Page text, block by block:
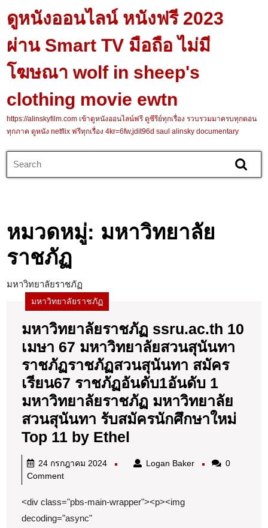
content
ดูหนังออนไลน์ หนังฟรี 2023
ผ่าน Smart TV มือถือ ไม่มี
โฆษณา wolf in sheep's
clothing movie ewtn
https://alinskyfilm.com เข้าดูหนังออนไลน์ฟรี ดูซีรีย์ทุกเรื่อง รวบรวมมาครบทุกตอน
ทุกภาค ดูหนัง netflix ฟรีทุกเรื่อง 4kr=6fw,jdit96d saul alinsky documentary
for:
หมวดหมู่: มหาวิทยาลัย
ราชภัฏ
มหาวิทยาลัยราชภัฏ
มหาวิทยาลัยราชภัฏ
มหาวิทยาลัยราชภัฏ ssru.ac.th 10
เมษา 67 มหาวิทยาลัยสวนสุนันทา
ราชภัฏราชภัฏสวนสุนันทา สมัคร
เรียน67 ราชภัฏอันดับ1อันดับ 1
มหาวิทยาลัยราชภัฏ มหาวิทยาลัย
สวนสุนันทา รับสมัครนักศึกษาใหม่
Top 11 by Ethel
ssru.ac.th
เมษา
24 กรกฎาคม 202424
Logan BakerLogan
0
Comment
<div class="pbs-main-wrapper"><p><img
decoding="async"